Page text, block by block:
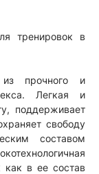
тренировок в
прочного и
Легкая и
поддерживает
свободу
составом
как в ее состав